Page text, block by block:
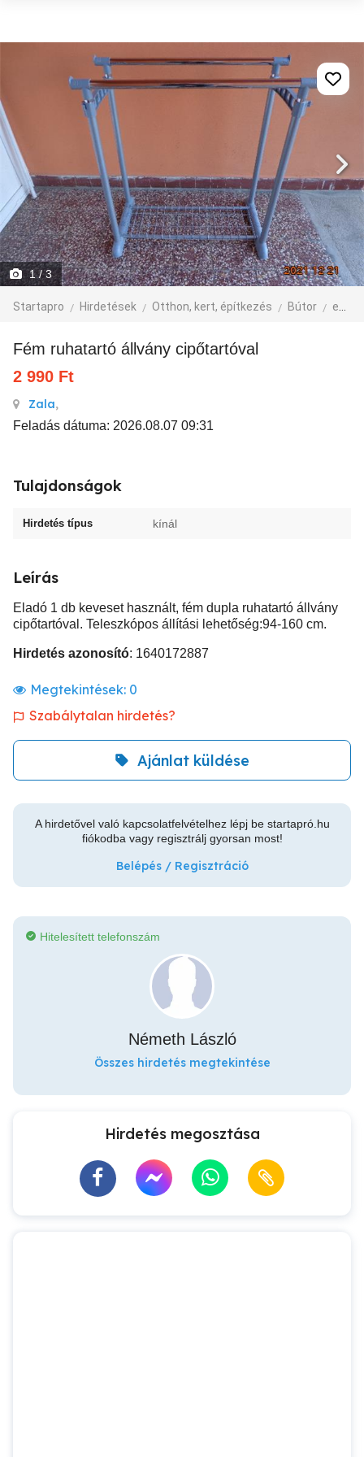
1/ 3
Startapro Hirdetések Otthon, kert, építkezés Bútor egyéb bútor
Fém ruhatartó állvány cipőtartóval
2 990 Ft
Zala,
Feladás dátuma: 2026.08.07 09:31
Tulajdonságok
Hirdetés típus kínál
Leírás
Eladó 1 db keveset használt, fém dupla ruhatartó állvány
cipőtartóval. Teleszkópos állítási lehetőség:94-160 cm.
Hirdetés azonosító: 1640172887
Megtekintések: 0
Szabálytalan hirdetés?
Ajánlat küldése
A hirdetővel való kapcsolatfelvételhez lépj be startapró.hu
fiókodba vagy regisztrálj gyorsan most!
Belépés / Regisztráció
Hitelesített telefonszám
Németh László
Összes hirdetés megtekintése
Hirdetés megosztása